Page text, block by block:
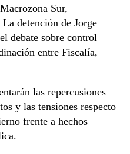
Sur,
detención de Jorge
debate sobre control
entre Fiscalía,
las repercusiones
y las tensiones respecto
frente a hechos